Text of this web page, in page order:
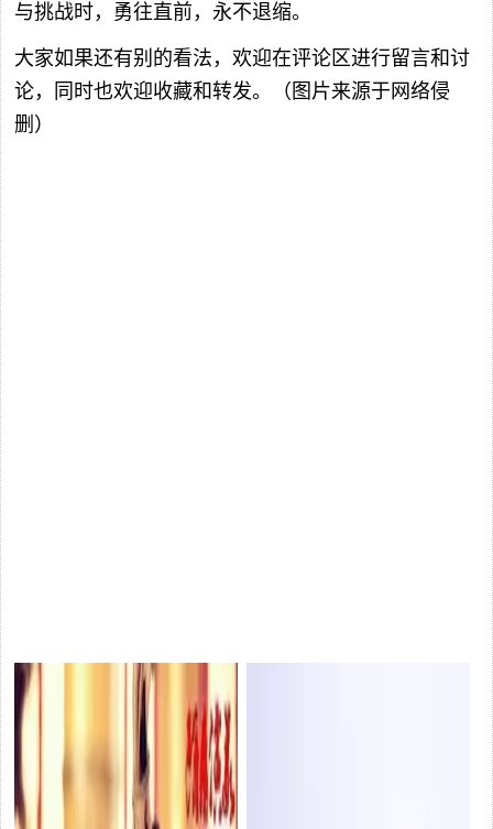
与挑战时，勇往直前，永不退缩。
大家如果还有别的看法，欢迎在评论区进行留言和讨
论，同时也欢迎收藏和转发。（图片来源于网络侵
删）